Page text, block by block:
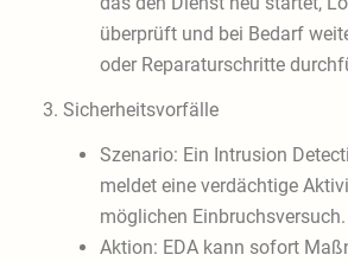
überprüft und bei Bedarf
oder Reparaturschritte
3. Sicherheitsvorfälle
Szenario: Ein Intrusion
meldet eine verdächtige
möglichen Einbruchsversuch.
Aktion: EDA kann sofort